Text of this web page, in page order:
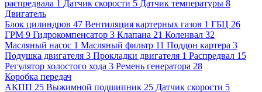
распредвала 1 Датчик скорости 5 Датчик температуры 8
Двигатель
Блок цилиндров 47 Вентиляция картерных газов 1 ГБЦ 26
ГРМ 9 Гидрокомпенсатор 3 Клапана 21 Коленвал 32
Масляный насос 1 Масляный фильтр 11 Поддон картера 3
Подушка двигателя 3 Прокладки двигателя 1 Распредвал 15
Регулятор холостого хода 3 Ремень генератора 28
Коробка передач
АКПП 25 Выжимной подшипник 25 Датчик скорости 5